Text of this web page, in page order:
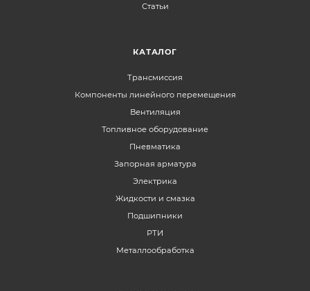
Статьи
КАТАЛОГ
Трансмиссия
Компоненты линейного перемещения
Вентиляция
Топливное оборудование
Пневматика
Запорная арматура
Электрика
Жидкости и смазка
Подшипники
РТИ
Металлообработка